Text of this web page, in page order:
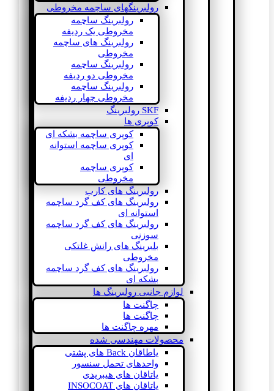
رولبرینگهای ساچمه مخروطی
رولبرینگ ساچمه
مخروطی یک ردیفه
رولبرینگ های ساچمه
مخروطی
رولبرینگ ساچمه
مخروطی دو ردیفه
رولبرینگ ساچمه
مخروطی چهار ردیفه
SKF رولبرینگ
کوپری ها
کوپری ساچمه بشکه ای
کوپری ساچمه استوانه
ای
کوپری ساچمه
مخروطی
رولبرینگ های کارب
رولبرینگ های کف گرد ساچمه
استوانه ای
رولبرینگ های کف گرد ساچمه
سوزنی
بلبرینگ های رانش غلتکی
مخروطی
رولبرینگ های کف گرد ساچمه
بشکه ای
لوازم جانبی رولبرینگ ها
چاگنت ها
چاگنت ها
مهره چاگنت ها
محصولات مهندسی شده
یاطاقان Back های پشتی
واحدهای تحمل سنسور
یاتاقان های هیبریدی
یاتاقان های INSOCOAT